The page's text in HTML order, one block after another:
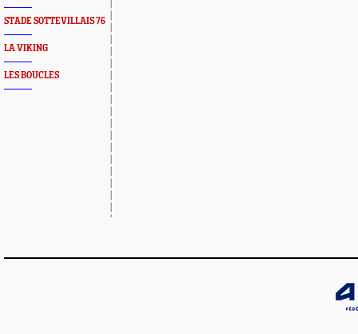
STADE SOTTEVILLAIS 76
LA VIKING
LES BOUCLES